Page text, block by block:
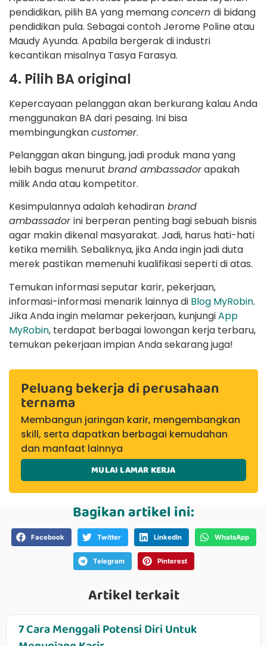
pendidikan, pilih BA yang memangconcern di bidang
pendidikan pula. Sebagai contoh Jerome Poline atau
Maudy Ayunda. Apabila bergerak di industri
kecantikan misalnya Tasya Farasya.
4. Pilih BA original
Kepercayaan pelanggan akan berkurang kalau Anda
menggunakan BA dari pesaing. Ini bisa
membingungkancustomer.
Pelanggan akan bingung, jadi produk mana yang
lebih bagus menurut brand ambassadorapakah
milik Anda atau kompetitor.
Kesimpulannya adalah kehadiran brand
ambassadorini berperan penting bagi sebuah bisnis
agar makin dikenal masyarakat. Jadi, harus hati-hati
ketika memilih. Sebaliknya, jika Anda ingin jadi duta
merek pastikan memenuhi kualifikasi seperti di atas.
Temukan informasi seputar karir, pekerjaan,
informasi-informasi menarik lainnya di Blog MyRobin.
Jika Anda ingin melamar pekerjaan, kunjungiApp
MyRobin, terdapat berbagai lowongan kerja terbaru,
temukan pekerjaan impian Anda sekarang juga!
Peluang bekerja di perusahaan
ternama
Membangun jaringan karir, mengembangkan
skill, serta dapatkan berbagai kemudahan
dan manfaat lainnya
MULAI LAMAR KERJA
Bagikan artikel ini:
Facebook Twitter LinkedIn WhatsApp
Telegram Pinterest
Artikel terkait
7 Cara Menggali Potensi Diri Untuk